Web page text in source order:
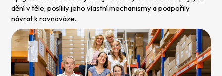
dění v těle, posílily jeho vlastní mechanismy a podpořily
návrat k rovnováze.